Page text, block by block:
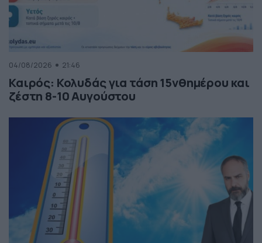
04/08/2026 21:46
Καιρός: Κολυδάς για τάση 15νθημέρου και
ζέστη 8-10 Αυγούστου